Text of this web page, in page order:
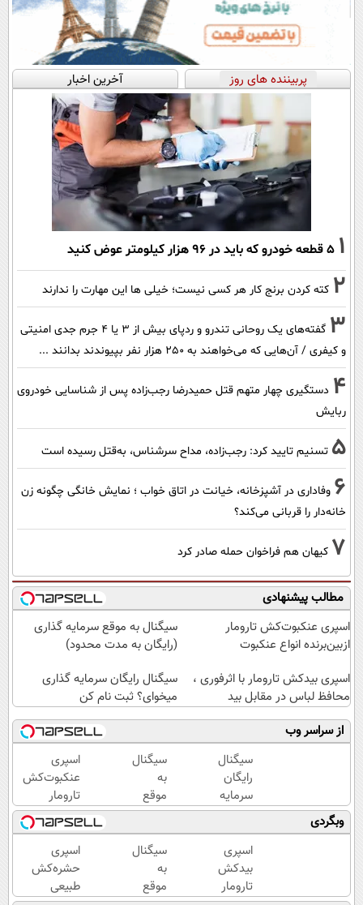
پربیننده های روز آخرین اخبار
1 ۵ قطعه خودرو که باید در ۹۶ هزار کیلومتر عوض کنید
2 کته کردن برنج کار هر کسی نیست؛ خیلی ها این مهارت را ندارند
3
گفته‌های یک روحانی تندرو و ردپای بیش از ۳ یا ۴ جرم جدی امنیتی
و کیفری / آن‌هایی که می‌خواهند به ۲۵۰ هزار نفر بپیوندند بدانند ...
4 دستگیری چهار متهم قتل حمیدرضا رجب‌زاده پس از شناسایی خودروی
ربایش
5 تسنیم تایید کرد: رجب‌زاده، مداح سرشناس، به‌قتل رسیده است
6 وفاداری در آشپزخانه، خیانت در اتاق خواب ؛ نمایش خانگی چگونه زن
خانه‌دار را قربانی می‌کند؟
7 کیهان هم فراخوان حمله صادر کرد
مطالب پیشنهادی
اسپری عنکبوت‌‌کش تارومار
ازبین‌برنده انواع عنکبوت
سیگنال به موقع سرمایه گذاری
(رایگان به مدت محدود)
اسپری بیدکش تارومار با اثرفوری ،
محافظ لباس در مقابل بید
سیگنال رایگان سرمایه گذاری
میخوای؟ ثبت نام کن
از سراسر وب
سیگنال
رایگان
سرمایه
گذاری
میخوای؟
ثبت نام
کن
سیگنال
به
موقع
سرمایه
گذاری
(رایگان
به
مدت
اسپری
عنکبوت‌‌کش
تارومار
ازبین‌برنده
انواع
عنکبوت
وبگردی
اسپری
بیدکش
تارومار
سیگنال
به
موقع
اسپری
حشره‌کش
طبیعی